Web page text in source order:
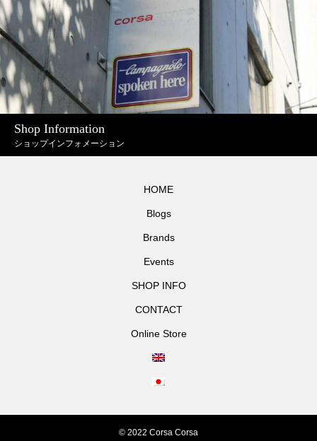
Shop Information
ショップインフォメーション
HOME
Blogs
Brands
Events
SHOP INFO
CONTACT
Online Store
© 2022 Corsa Corsa